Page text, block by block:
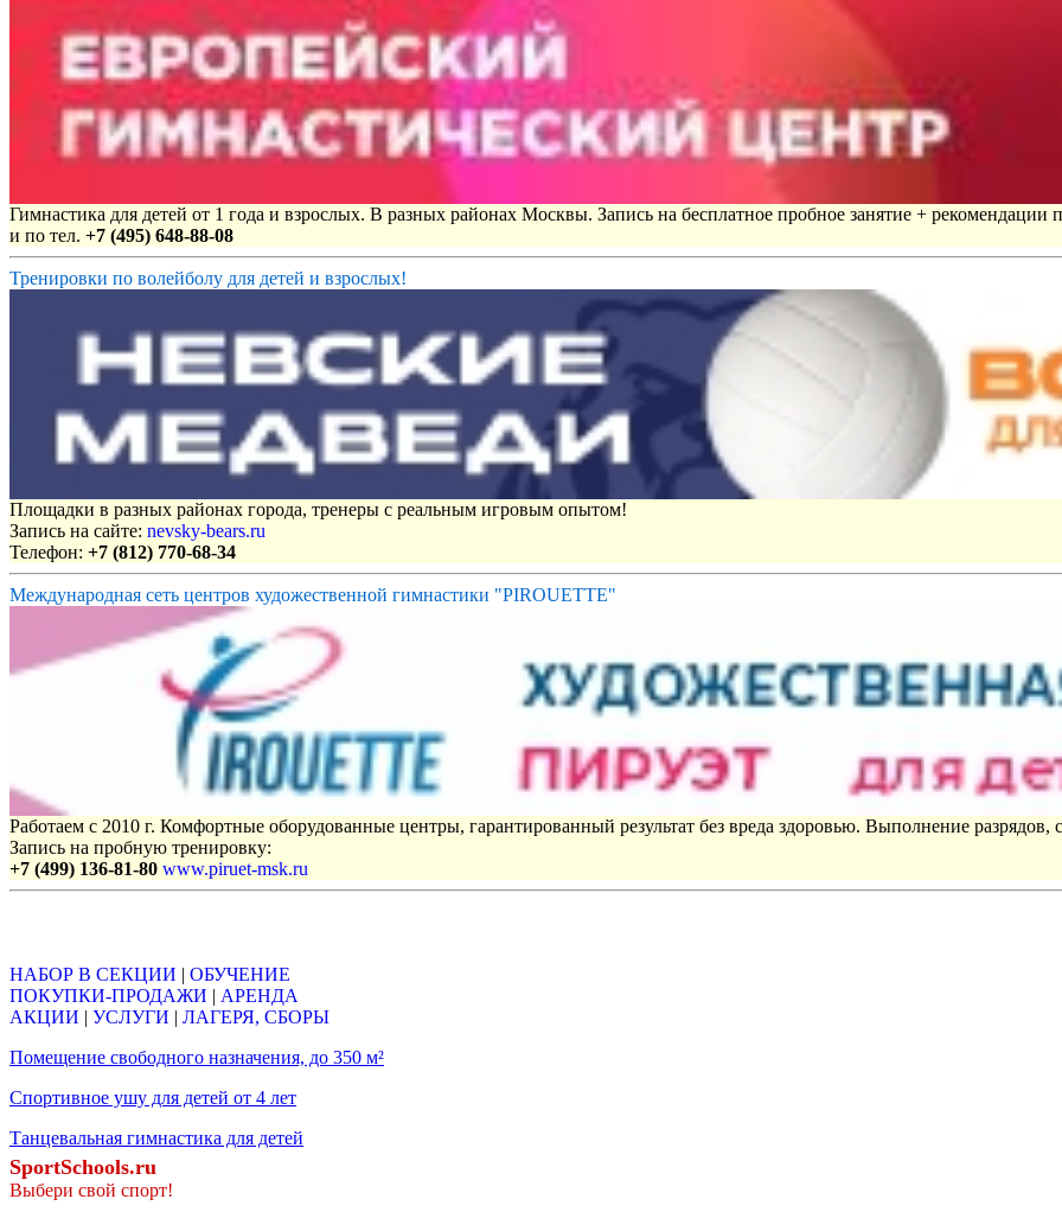
Гимнастика для детей от 1 года и взрослых. В разных районах Москвы. Запись на бесплатное пробное занятие + рекомендации
и по тел. +7 (495) 648-88-08
Тренировки по волейболу для детей и взрослых!
Площадки в разных районах города, тренеры с реальным игровым опытом!
Запись на сайте: nevsky-bears.ru
Телефон: +7 (812) 770-68-34
Международная сеть центров художественной гимнастики "PIROUETTE"
Работаем с 2010 г. Комфортные оборудованные центры, гарантированный результат без вреда здоровью. Выполнение
Запись на пробную тренировку:
+7 (499) 136-81-80 www.piruet-msk.ru
НАБОР В СЕКЦИИ | ОБУЧЕНИЕ
ПОКУПКИ-ПРОДАЖИ | АРЕНДА
АКЦИИ | УСЛУГИ | ЛАГЕРЯ, СБОРЫ
Помещение свободного назначения, до 350 м²
Спортивное ушу для детей от 4 лет
Танцевальная гимнастика для детей
SportSchools.ru
Выбери свой спорт!